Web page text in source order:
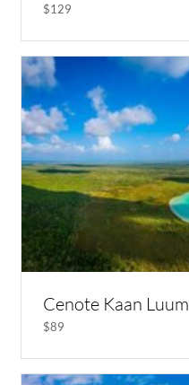
$129
Cenote Kaan Luum
$89